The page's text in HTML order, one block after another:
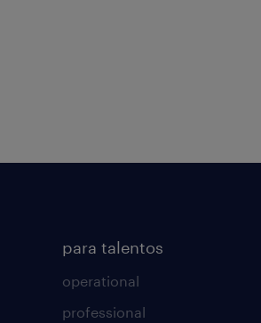
para talentos
operational
professional